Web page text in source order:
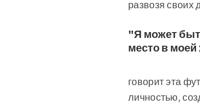
развозя своих
"Я может
место в
говорит эта
личностью,